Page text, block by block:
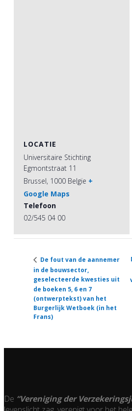
LOCATIE
Universitaire Stichting
Egmontstraat 11
Brussel, 1000 Belgïe +
Google Maps
Telefoon
02/545 04 00
De fout van de aannemer
in de bouwsector,
geselecteerde kwesties uit
de boeken 5, 6 en 7
(ontwerptekst) van het
Burgerlijk Wetboek (in het
Frans)
De “Vereniging der